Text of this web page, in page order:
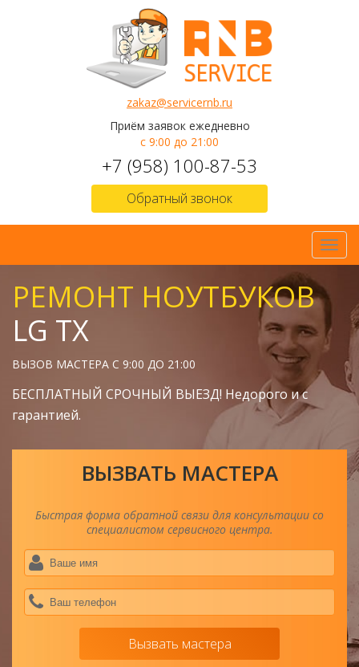
zakaz@servicernb.ru
Приём заявок ежедневно
с 9:00 до 21:00
+7 (958) 100-87-53
Обратный звонок
РЕМОНТ НОУТБУКОВ
LG TX
ВЫЗОВ МАСТЕРА С 9:00 ДО 21:00
БЕСПЛАТНЫЙ СРОЧНЫЙ ВЫЕЗД! Недорого и с
гарантией.
ВЫЗВАТЬ МАСТЕРА
Быстрая форма обратной связи для консультации со
специалистом сервисного центра.
Вызвать мастера